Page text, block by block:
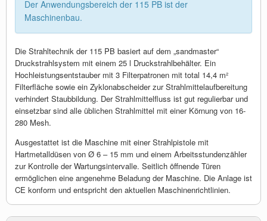
Der Anwendungsbereich der 115 PB ist der
Maschinenbau.
Die Strahltechnik der 115 PB basiert auf dem „sandmaster“
Druckstrahlsystem mit einem 25 l Druckstrahlbehälter. Ein
Hochleistungsentstauber mit 3 Filterpatronen mit total 14,4 m²
Filterfläche sowie ein Zyklonabscheider zur Strahlmittelaufbereitung
verhindert Staubbildung. Der Strahlmittelfluss ist gut regulierbar und
einsetzbar sind alle üblichen Strahlmittel mit einer Körnung von 16-
280 Mesh.
Ausgestattet ist die Maschine mit einer Strahlpistole mit
Hartmetalldüsen von Ø 6 – 15 mm und einem Arbeitsstundenzähler
zur Kontrolle der Wartungsintervalle. Seitlich öffnende Türen
ermöglichen eine angenehme Beladung der Maschine. Die Anlage ist
CE konform und entspricht den aktuellen Maschinenrichtlinien.